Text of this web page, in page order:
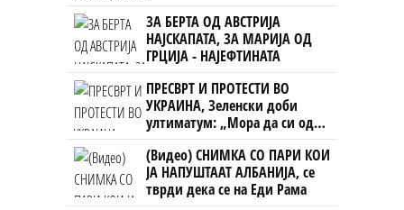
ЗА БЕРТА ОД АВСТРИЈА
НАЈСКАПАТА, ЗА МАРИЈА ОД
ГРЦИЈА - НАЈЕФТИНАТА
ПРЕСВРТ И ПРОТЕСТИ ВО
УКРАИНА, Зеленски доби
ултиматум: „Мора да си оди,
крајниот рок е петок!“
(Видео) СНИМКА СО ПАРИ КОИ
ЈА НАПУШТААТ АЛБАНИЈА, се
тврди дека се на Еди Рама